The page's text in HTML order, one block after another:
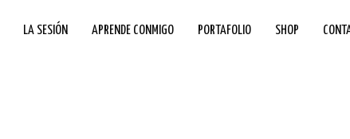
LA SESIÓN APRENDE CONMIGO PORTAFOLIO SHOP